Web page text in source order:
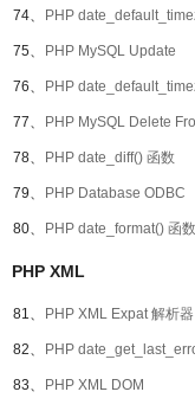
74、 PHP
75、 PHP MySQL Update
76、 PHP
77、 PHP MySQL Delete
78、 PHP date_diff() 函数
79、 PHP Database ODBC
80、 PHP date_format() 函数
PHP XML
81、 PHP XML Expat 解析器
82、 PHP
83、 PHP XML DOM